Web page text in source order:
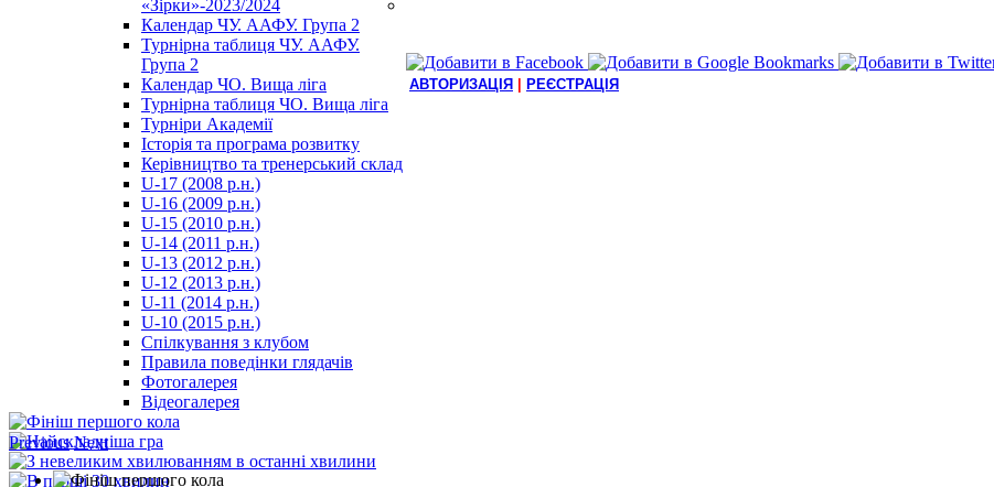
«Зірки»-2023/2024
Календар ЧУ. ААФУ. Група 2
Турнірна таблиця ЧУ. ААФУ.
Група 2
Календар ЧО. Вища ліга
Турнірна таблиця ЧО. Вища ліга
Турніри Академії
Історія та програма розвитку
Керівництво та тренерський склад
U-17 (2008 р.н.)
U-16 (2009 р.н.)
U-15 (2010 р.н.)
U-14 (2011 р.н.)
U-13 (2012 р.н.)
U-12 (2013 р.н.)
U-11 (2014 р.н.)
U-10 (2015 р.н.)
Спілкування з клубом
Правила поведінки глядачів
Фотогалерея
Відеогалерея
АВТОРИЗАЦІЯ РЕЄСТРАЦІЯ
Previous Next